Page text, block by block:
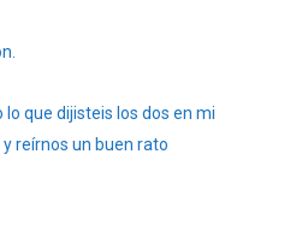
que dijisteis los dos en mi
reírnos un buen rato